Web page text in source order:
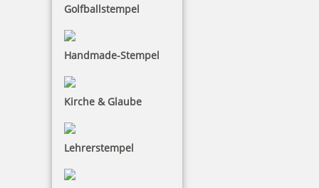
Golfballstempel
Handmade-Stempel
Kirche & Glaube
Lehrerstempel
trodat edy FIX - Motivationsstempel Drachenstark - Printy 4922